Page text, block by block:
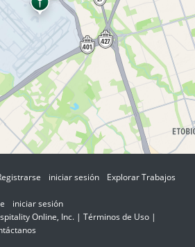
iniciar sesión
Explorar Trabajos
iniciar sesión
Online, Inc. | Términos de Uso |